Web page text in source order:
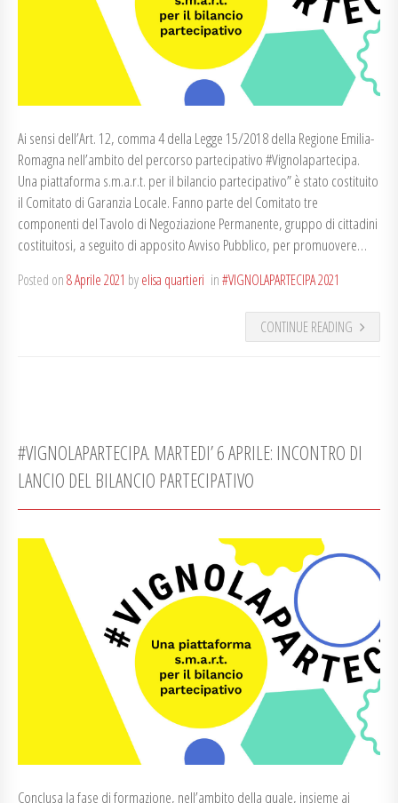
Ai sensi dell’Art. 12, comma 4 della Legge 15/2018 della Regione Emilia-
Romagna nell’ambito del percorso partecipativo #Vignolapartecipa.
Una piattaforma s.m.a.r.t. per il bilancio partecipativo” è stato costituito
il Comitato di Garanzia Locale. Fanno parte del Comitato tre
componenti del Tavolo di Negoziazione Permanente, gruppo di cittadini
costituitosi, a seguito di apposito Avviso Pubblico, per promuovere…
Posted on8 Aprile 2021 byelisa quartieri in#VIGNOLAPARTECIPA 2021
CONTINUE READING
#VIGNOLAPARTECIPA. MARTEDI’ 6 APRILE: INCONTRO DI
LANCIO DEL BILANCIO PARTECIPATIVO
Conclusa la fase di formazione, nell’ambito della quale, insieme ai